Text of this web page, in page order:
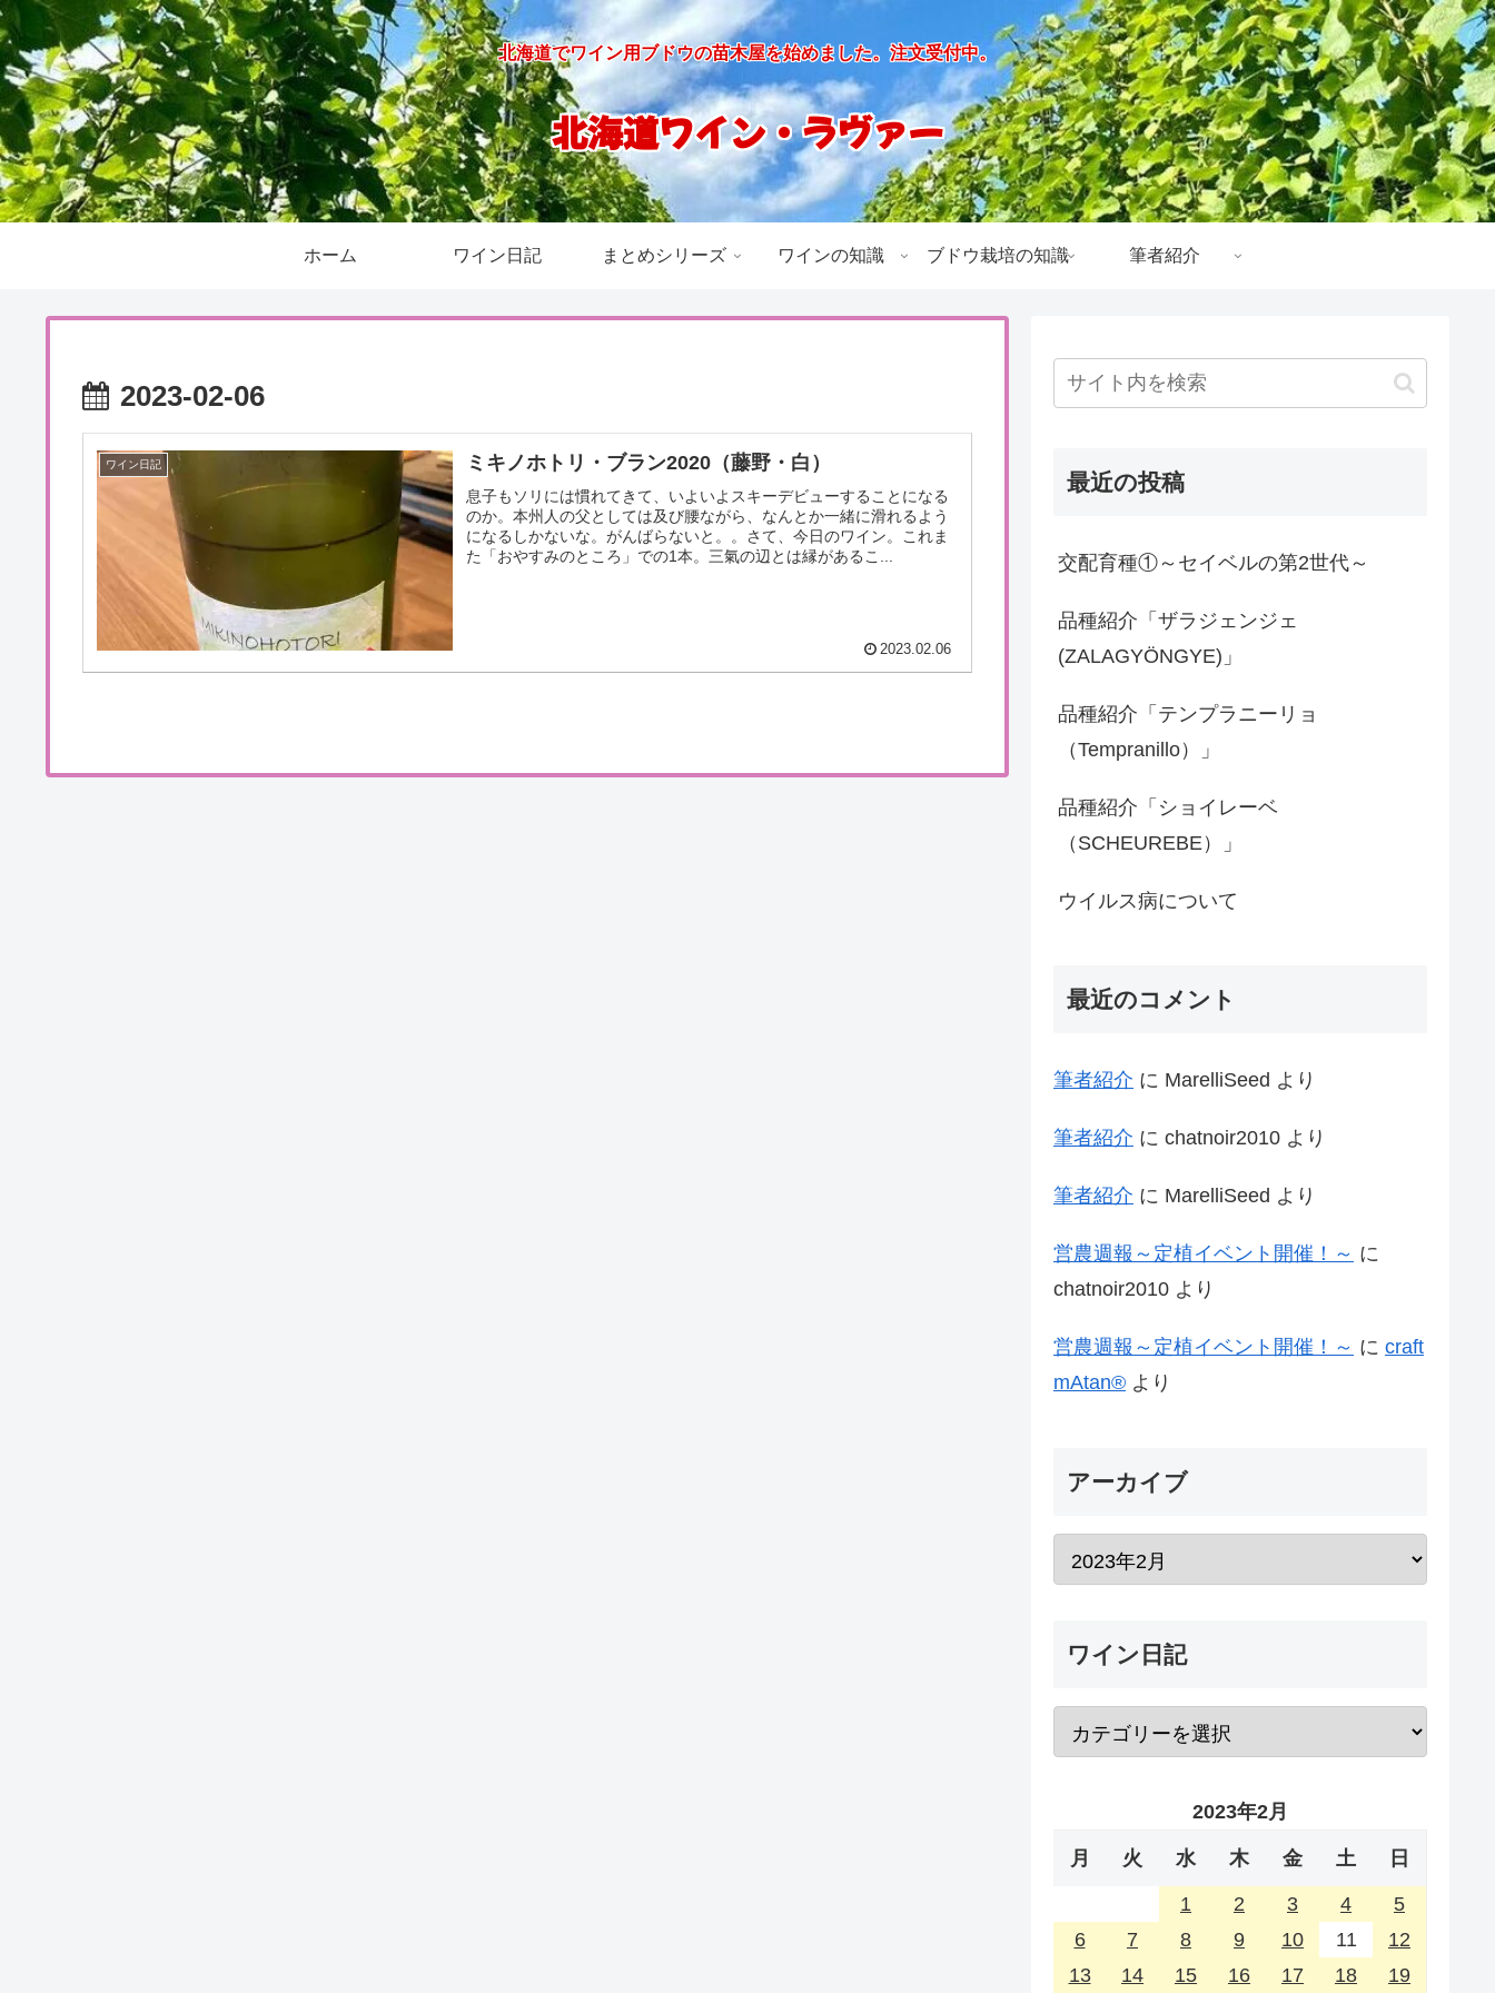
北海道でワイン用ブドウの苗木屋を始めました。注文受付中。
北海道ワイン・ラヴァー
ホーム ワイン日記 まとめシリーズ ワインの知識 ブドウ栽培の知識 筆者紹介
2023-02-06
ワイン日記 ミキノホトリ・ブラン2020（藤野・白）
息子もソリには慣れてきて、いよいよスキーデビューすることになる
のか。本州人の父としては及び腰ながら、なんとか一緒に滑れるよう
になるしかないな。がんばらないと。。さて、今日のワイン。これま
た「おやすみのところ」での1本。三氣の辺とは縁があるこ...
2023.02.06
最近の投稿
交配育種①～セイベルの第2世代～
品種紹介「ザラジェンジェ
(ZALAGYÖNGYE)」
品種紹介「テンプラニーリョ
（Tempranillo）」
品種紹介「ショイレーベ
（SCHEUREBE）」
ウイルス病について
最近のコメント
筆者紹介 に MarelliSeed より
筆者紹介 に chatnoir2010 より
筆者紹介 に MarelliSeed より
営農週報～定植イベント開催！～ に
chatnoir2010 より
営農週報～定植イベント開催！～ に craft
mAtan® より
アーカイブ
ワイン日記
2023年2月
月 火 水 木 金 土 日
1 2 3 4
5
6
7 8 9 10 11
12
13
14 15 16 17 18 19